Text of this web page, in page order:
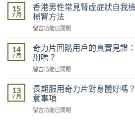
男
性
能
影
響
有
醫
學
角
市
男
性
精
不
足
的
五
原
因：
中
15
7 月
香港男性常見腎虛症狀自我
補腎方法
在
港
男
性
常
腎
虛
症
狀
留言功能已關閉
14
7 月
奇力片回購用戶的真實見證
用嗎？
在
力
片
回
購
留言功能已關閉
13
7 月
長期服用奇力片對身體好嗎
意事項
在
留言功能已關閉